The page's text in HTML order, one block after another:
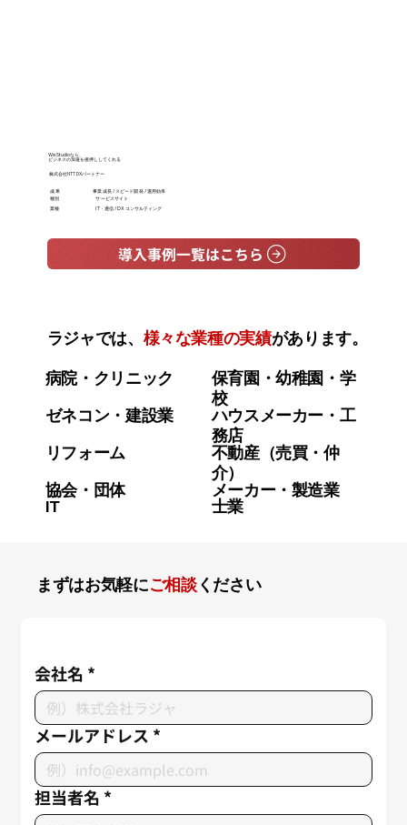
Wix Studioなら、
ビジネスの加速を後押ししてくれる
株式会社NTT DXパートナー
成 果
事業成長 / スピード開発 / 運用効率
種別
サービスサイト
業種
IT・通信 / DXコンサルティング
導入事例一覧はこちら
ラジャでは、 様々な業種の実績があります。
病院・クリニック
保育園・幼稚園・学
校
ゼネコン・建設業
ハウスメーカー・工
務店
リフォーム
不動産（売買・仲
介）
協会・団体
メーカー・製造業
IT
士業
まずはお気軽にご相談ください
会社名 *
メールアドレス *
担当者名 *